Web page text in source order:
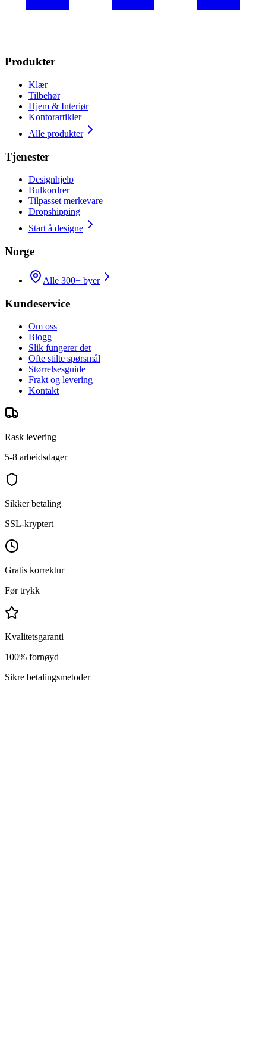
Produkter
Klær
Tilbehør
Hjem & Interiør
Kontorartikler
Alle produkter
Tjenester
Designhjelp
Bulkordrer
Tilpasset merkevare
Dropshipping
Start å designe
Norge
Alle 300+ byer
Kundeservice
Om oss
Blogg
Slik fungerer det
Ofte stilte spørsmål
Størrelsesguide
Frakt og levering
Kontakt
Rask levering
5-8 arbeidsdager
Sikker betaling
SSL-kryptert
Gratis korrektur
Før trykk
Kvalitetsgaranti
100% fornøyd
Sikre betalingsmetoder